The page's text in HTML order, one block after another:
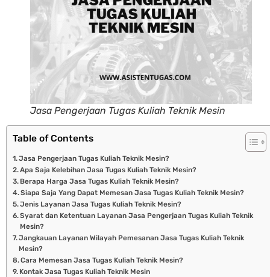
Jasa Pengerjaan Tugas Kuliah Teknik Mesin
Table of Contents
Jasa Pengerjaan Tugas Kuliah Teknik Mesin?
Apa Saja Kelebihan Jasa Tugas Kuliah Teknik Mesin?
Berapa Harga Jasa Tugas Kuliah Teknik Mesin?
Siapa Saja Yang Dapat Memesan Jasa Tugas Kuliah Teknik Mesin?
Jenis Layanan Jasa Tugas Kuliah Teknik Mesin?
Syarat dan Ketentuan Layanan Jasa Pengerjaan Tugas Kuliah Teknik
Mesin?
Jangkauan Layanan Wilayah Pemesanan Jasa Tugas Kuliah Teknik
Mesin?
Cara Memesan Jasa Tugas Kuliah Teknik Mesin?
Kontak Jasa Tugas Kuliah Teknik Mesin